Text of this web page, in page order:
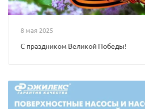
8 мая 2025
С праздником Великой Победы!